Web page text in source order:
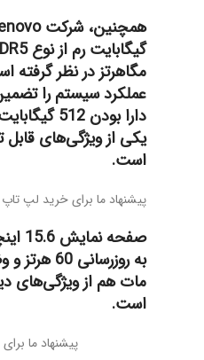
مگاهرتز در نظر گرفته
عملکرد سیستم را
یکی از ویژگی‌های
است.
پیشنهاد ما برای خرید لپ تاپ
مات هم از ویژگی‌های
است.
پیشنهاد ما